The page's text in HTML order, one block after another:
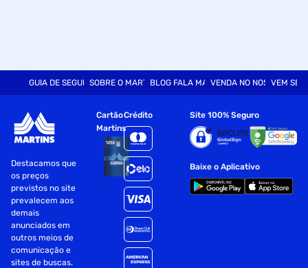
GUIA DE SEGURANÇASOBRE O MARTINSBLOG FALA MARTVENDA NO NOSSO SITE
VEM SER
Destacamos que
os preços
previstos no site
prevalecem aos
demais
anunciados em
outros meios de
comunicação e
sites de buscas.
Cartão
Martins
Crédito Site 100% Seguro
Baixe o Aplicativo